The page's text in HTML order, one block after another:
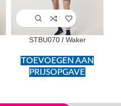
STBU070 / Waker
TOEVOEGEN AAN
PRIJSOPGAVE